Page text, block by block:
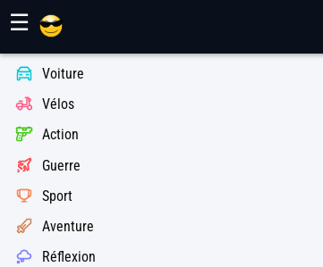
☰
Voiture
Vélos
Action
Guerre
Sport
Aventure
Réflexion